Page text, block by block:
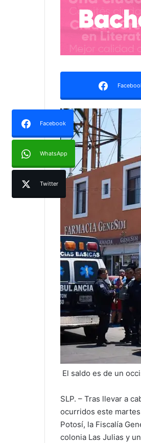
Facebook
WhatsApp
Twitter
El saldo es de un
SLP. – Tras llevar a
ocurridos este
Potosí, la Fiscalía
colonia Las Julias y